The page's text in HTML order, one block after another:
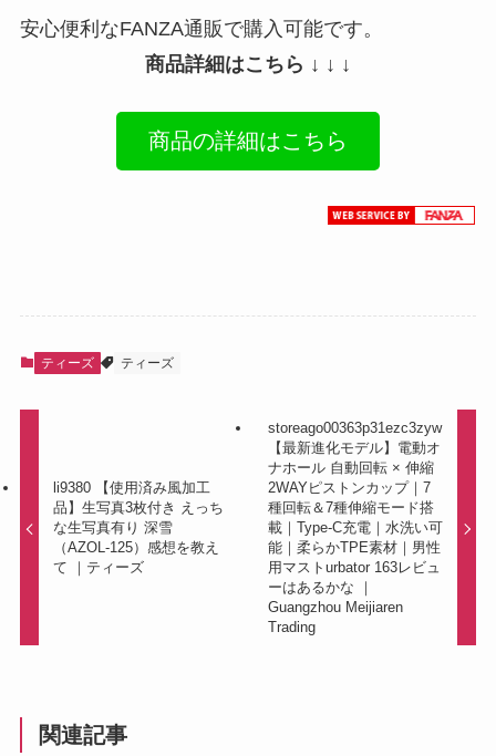
安心便利なFANZA通販で購入可能です。
商品詳細はこちら ↓ ↓ ↓
商品の詳細はこちら
ティーズ ティーズ
li9380 【使用済み風加工
品】生写真3枚付き えっち
な生写真有り 深雪
（AZOL-125）感想を教え
て ｜ティーズ
storeago00363p31ezc3zyw
【最新進化モデル】電動オ
ナホール 自動回転 × 伸縮
2WAYピストンカップ｜7
種回転＆7種伸縮モード搭
載｜Type-C充電｜水洗い可
能｜柔らかTPE素材｜男性
用マストurbator 163レビュ
ーはあるかな ｜
Guangzhou Meijiaren
Trading
関連記事